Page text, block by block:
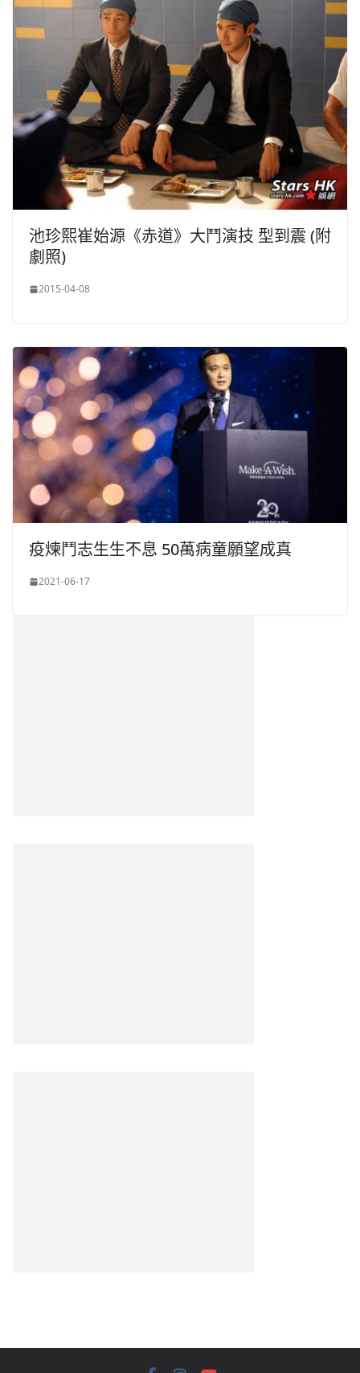
池珍熙崔始源《赤道》大鬥演技 型到震 (附
劇照)
2015-04-08
疫煉鬥志生生不息 50萬病童願望成真
2021-06-17